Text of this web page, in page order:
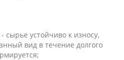
сырье устойчиво к износу,
вид в течение долгого